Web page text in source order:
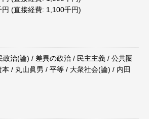
(直接経費: 1,100千円)
政治(論) / 差異の政治 / 民主主義 / 公共圏
/ 丸山眞男 / 平等 / 大衆社会(論) / 内田